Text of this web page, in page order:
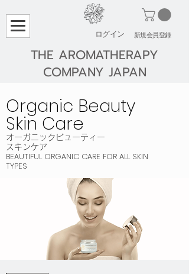
​新規会員登録
ログイン
THE AROMATHERAPY
COMPANY JAPAN
Organic Beauty
Skin Care
​オーガニックビューティー
スキンケア
BEAUTIFUL ORGANIC CARE FOR ALL SKIN
TYPES